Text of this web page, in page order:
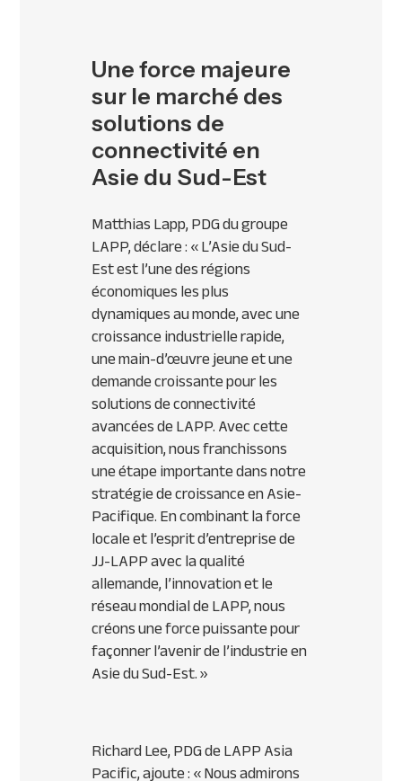
Une force majeure
sur le marché des
solutions de
connectivité en
Asie du Sud-Est
Matthias Lapp, PDG du groupe
LAPP, déclare : « L’Asie du Sud-
Est est l’une des régions
économiques les plus
dynamiques au monde, avec une
croissance industrielle rapide,
une main-d’œuvre jeune et une
demande croissante pour les
solutions de connectivité
avancées de LAPP. Avec cette
acquisition, nous franchissons
une étape importante dans notre
stratégie de croissance en Asie-
Pacifique. En combinant la force
locale et l’esprit d’entreprise de
JJ-LAPP avec la qualité
allemande, l’innovation et le
réseau mondial de LAPP, nous
créons une force puissante pour
façonner l’avenir de l’industrie en
Asie du Sud-Est. »
Richard Lee, PDG de LAPP Asia
Pacific, ajoute : « Nous admirons